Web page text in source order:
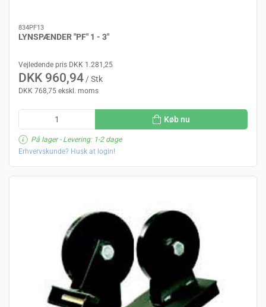
834PF13
LYNSPÆNDER "PF" 1 - 3"
Vejledende pris DKK 1.281,25
DKK 960,94 / Stk
DKK 768,75 ekskl. moms
Køb nu
På lager- Levering: 1-2 dage
Erhvervskunde? Husk at login!